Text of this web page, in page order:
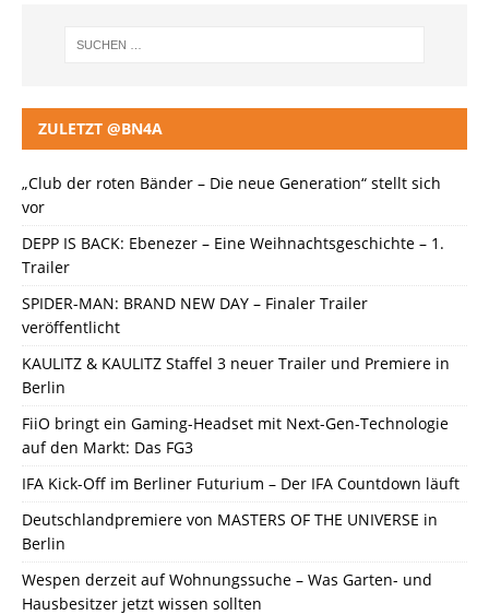
ZULETZT @BN4A
„Club der roten Bänder – Die neue Generation“ stellt sich
vor
DEPP IS BACK: Ebenezer – Eine Weihnachtsgeschichte – 1.
Trailer
SPIDER-MAN: BRAND NEW DAY – Finaler Trailer
veröffentlicht
KAULITZ & KAULITZ Staffel 3 neuer Trailer und Premiere in
Berlin
FiiO bringt ein Gaming-Headset mit Next-Gen-Technologie
auf den Markt: Das FG3
IFA Kick-Off im Berliner Futurium – Der IFA Countdown läuft
Deutschlandpremiere von MASTERS OF THE UNIVERSE in
Berlin
Wespen derzeit auf Wohnungssuche – Was Garten- und
Hausbesitzer jetzt wissen sollten